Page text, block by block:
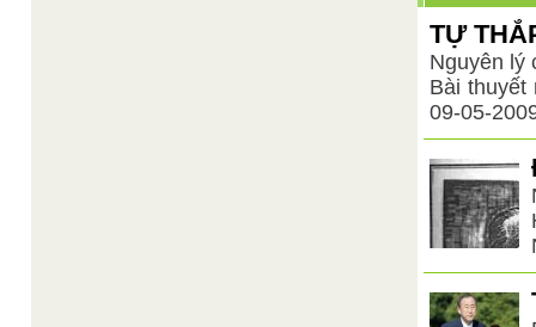
TỰ
Nguyên lý
Bài thuyết
09-05-